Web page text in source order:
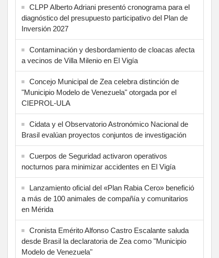
CLPP Alberto Adriani presentó cronograma para el
diagnóstico del presupuesto participativo del Plan de
Inversión 2027
Contaminación y desbordamiento de cloacas afecta
a vecinos de Villa Milenio en El Vigía
Concejo Municipal de Zea celebra distinción de
"Municipio Modelo de Venezuela" otorgada por el
CIEPROL-ULA
Cidata y el Observatorio Astronómico Nacional de
Brasil evalúan proyectos conjuntos de investigación
Cuerpos de Seguridad activaron operativos
nocturnos para minimizar accidentes en El Vigía
Lanzamiento oficial del «Plan Rabia Cero» benefició
a más de 100 animales de compañía y comunitarios
en Mérida
Cronista Emérito Alfonso Castro Escalante saluda
desde Brasil la declaratoria de Zea como "Municipio
Modelo de Venezuela"